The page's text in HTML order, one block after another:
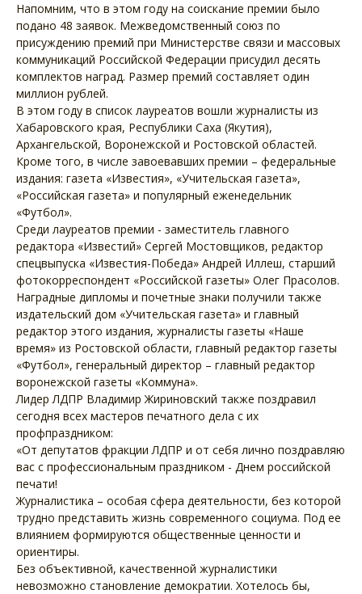
Напомним, что в этом году на соискание премии было
подано 48 заявок. Межведомственный союз по
присуждению премий при Министерстве связи и массовых
коммуникаций Российской Федерации присудил десять
комплектов наград. Размер премий составляет один
миллион рублей.
В этом году в список лауреатов вошли журналисты из
Хабаровского края, Республики Саха (Якутия),
Архангельской, Воронежской и Ростовской областей.
Кроме того, в числе завоевавших премии – федеральные
издания: газета «Известия», «Учительская газета»,
«Российская газета» и популярный еженедельник
«Футбол».
Среди лауреатов премии - заместитель главного
редактора «Известий» Сергей Мостовщиков, редактор
спецвыпуска «Известия-Победа» Андрей Иллеш, старший
фотокорреспондент «Российской газеты» Олег Прасолов.
Наградные дипломы и почетные знаки получили также
издательский дом «Учительская газета» и главный
редактор этого издания, журналисты газеты «Наше
время» из Ростовской области, главный редактор газеты
«Футбол», генеральный директор – главный редактор
воронежской газеты «Коммуна».
Лидер ЛДПР Владимир Жириновский также поздравил
сегодня всех мастеров печатного дела с их
профпраздником:
«От депутатов фракции ЛДПР и от себя лично поздравляю
вас с профессиональным праздником - Днем российской
печати!
Журналистика – особая сфера деятельности, без которой
трудно представить жизнь современного социума. Под ее
влиянием формируются общественные ценности и
ориентиры.
Без объективной, качественной журналистики
невозможно становление демократии. Хотелось бы,